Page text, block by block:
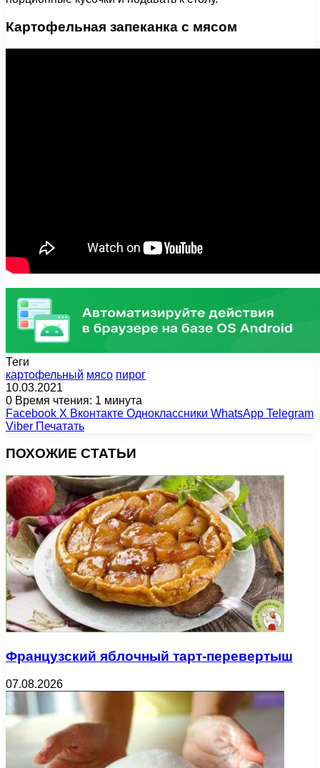
Картофельная запеканка с мясом
Теги
картофельный мясо пирог
10.03.2021
0 Время чтения: 1 минута
Facebook X Вконтакте Одноклассники WhatsApp Telegram
Viber Печатать
ПОХОЖИЕ СТАТЬИ
Французский яблочный тарт-перевертыш
07.08.2026